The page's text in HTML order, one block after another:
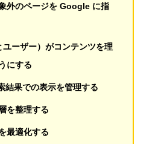
外のページを Google に指
ーザー）がコンテンツを理
にする
結果での表示を管理する
を整理する
最適化する